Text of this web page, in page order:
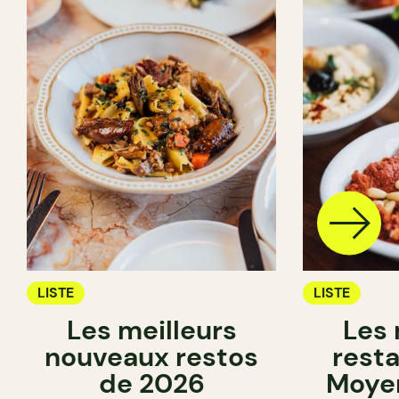
LISTE
Les meilleurs
nouveaux restos
de 2026
LISTE
Les